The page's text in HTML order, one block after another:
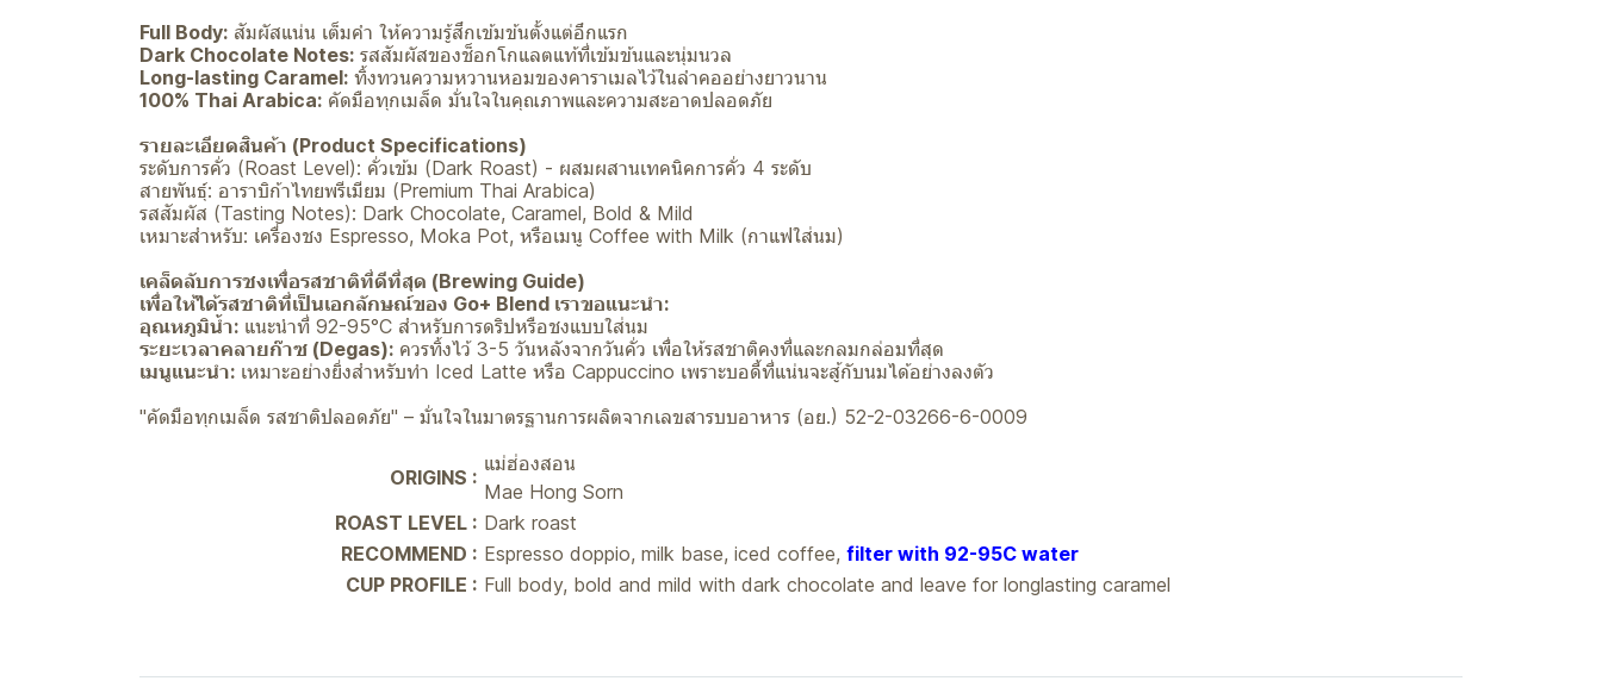
Full Body: สัมผัสแน่น เต็มคำ ให้ความรู้สึกเข้มข้นตั้งแต่อึกแรก
Dark Chocolate Notes: รสสัมผัสของช็อกโกแลตแท้ที่เข้มข้นและนุ่มนวล
Long-lasting Caramel: ทิ้งทวนความหวานหอมของคาราเมลไว้ในลำคออย่างยาวนาน
100% Thai Arabica: คัดมือทุกเมล็ด มั่นใจในคุณภาพและความสะอาดปลอดภัย
รายละเอียดสินค้า (Product Specifications)
ระดับการคั่ว (Roast Level): คั่วเข้ม (Dark Roast) - ผสมผสานเทคนิคการคั่ว 4 ระดับ
สายพันธุ์: อาราบิก้าไทยพรีเมียม (Premium Thai Arabica)
รสสัมผัส (Tasting Notes): Dark Chocolate, Caramel, Bold & Mild
เหมาะสำหรับ: เครื่องชง Espresso, Moka Pot, หรือเมนู Coffee with Milk (กาแฟใส่นม)
เคล็ดลับการชงเพื่อรสชาติที่ดีที่สุด (Brewing Guide)
เพื่อให้ได้รสชาติที่เป็นเอกลักษณ์ของ Go+ Blend เราขอแนะนำ:
อุณหภูมิน้ำ: แนะนำที่ 92-95°C สำหรับการดริปหรือชงแบบใส่นม
ระยะเวลาคลายก๊าซ (Degas): ควรทิ้งไว้ 3-5 วันหลังจากวันคั่ว เพื่อให้รสชาติคงที่และกลมกล่อมที่สุด
เมนูแนะนำ: เหมาะอย่างยิ่งสำหรับทำ Iced Latte หรือ Cappuccino เพราะบอดี้ที่แน่นจะสู้กับนมได้อย่างลงตัว
"คัดมือทุกเมล็ด รสชาติปลอดภัย" – มั่นใจในมาตรฐานการผลิตจากเลขสารบบอาหาร (อย.) 52-2-03266-6-0009
ORIGINS :
แม่ฮ่องสอน
Mae Hong Sorn
ROAST LEVEL : Dark roast
RECOMMEND : Espresso doppio, milk base, iced coffee, filter with 92-95C water
CUP PROFILE : Full body, bold and mild with dark chocolate and leave for longlasting caramel